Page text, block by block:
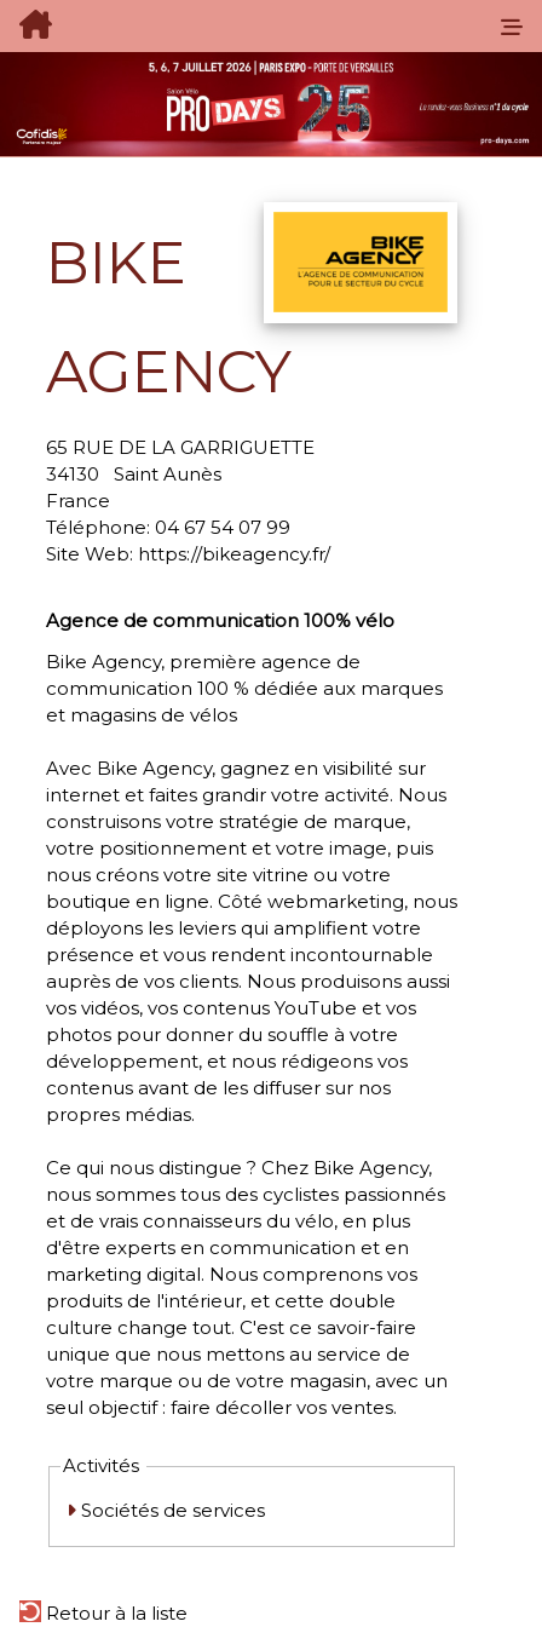
BIKE
AGENCY
65 RUE DE LA GARRIGUETTE
34130
Saint Aunès
France
Téléphone: 04 67 54 07 99
Site Web: https://bikeagency.fr/
Agence de communication 100% vélo
Bike Agency, première agence de
communication 100 % dédiée aux marques
et magasins de vélos
Avec Bike Agency, gagnez en visibilité sur
internet et faites grandir votre activité. Nous
construisons votre stratégie de marque,
votre positionnement et votre image, puis
nous créons votre site vitrine ou votre
boutique en ligne. Côté webmarketing, nous
déployons les leviers qui amplifient votre
présence et vous rendent incontournable
auprès de vos clients. Nous produisons aussi
vos vidéos, vos contenus YouTube et vos
photos pour donner du souffle à votre
développement, et nous rédigeons vos
contenus avant de les diffuser sur nos
propres médias.
Ce qui nous distingue ? Chez Bike Agency,
nous sommes tous des cyclistes passionnés
et de vrais connaisseurs du vélo, en plus
d'être experts en communication et en
marketing digital. Nous comprenons vos
produits de l'intérieur, et cette double
culture change tout. C'est ce savoir-faire
unique que nous mettons au service de
votre marque ou de votre magasin, avec un
seul objectif : faire décoller vos ventes.
Activités
Sociétés de services
Retour à la liste